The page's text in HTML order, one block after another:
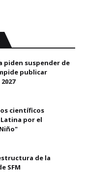
piden suspender de
publicar
científicos
por el
de la
SFM